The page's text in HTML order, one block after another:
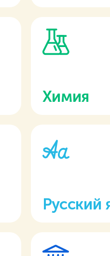
Химия
Русский